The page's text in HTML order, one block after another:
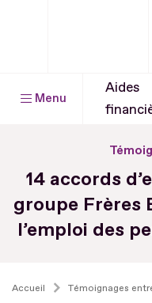
Menu
Aides
14 accords
groupe Frères
l’emploi des
Accueil Témoignages